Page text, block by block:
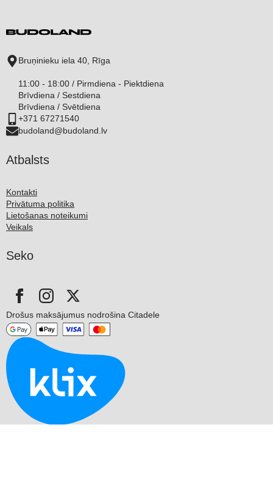
Bruņinieku iela 40, Rīga
11:00 - 18:00 / Pirmdiena - Piektdiena
Brīvdiena / Sestdiena
Brīvdiena / Svētdiena
+371 67271540
budoland@budoland.lv
Atbalsts
Kontakti
Privātuma politika
Lietošanas noteikumi
Veikals
Seko
Drošus maksājumus nodrošina Citadele